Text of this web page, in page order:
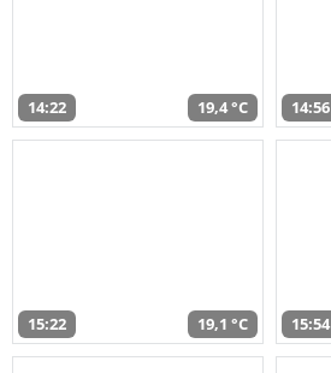
14:22 19,4 °C 14:56
15:22 19,1 °C 15:54